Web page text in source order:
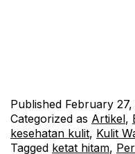
Published February
Categorized as Artikel,
kesehatan kulit, Kulit
Tagged ketat hitam,